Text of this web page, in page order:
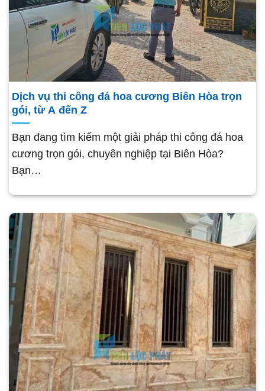
Dịch vụ thi công đá hoa cương Biên Hòa trọn
gói, từ A đến Z
Bạn đang tìm kiếm một giải pháp thi công đá hoa
cương trọn gói, chuyên nghiệp tại Biên Hòa?
Bạn…